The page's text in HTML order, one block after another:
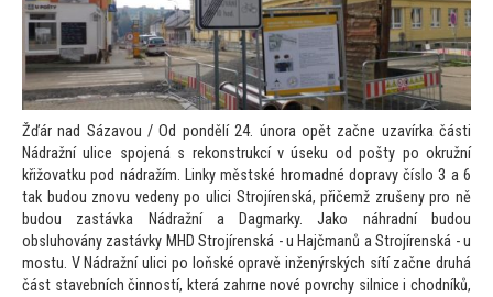
Žďár nad Sázavou / Od pondělí 24. února opět začne uzavírka části
Nádražní ulice spojená s rekonstrukcí v úseku od pošty po okružní
křižovatku pod nádražím. Linky městské hromadné dopravy číslo 3 a 6
tak budou znovu vedeny po ulici Strojírenská, přičemž zrušeny pro ně
budou zastávka Nádražní a Dagmarky. Jako náhradní budou
obsluhovány zastávky MHD Strojírenská - u Hajčmanů a Strojírenská - u
mostu. V Nádražní ulici po loňské opravě inženýrských sítí začne druhá
část stavebních činností, která zahrne nové povrchy silnice i chodníků,